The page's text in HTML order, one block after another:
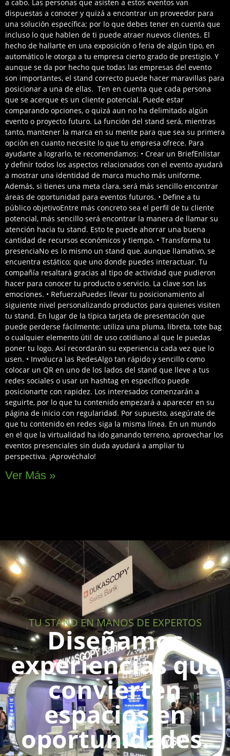
a cabo. Las personas que asisten a estos eventos van
dispuestas a conocer y quizá a encontrar un proveedor para
una solución específica; por lo que debes tener en cuenta que
incluso lo que hablen de ti puede atraer nuevos clientes. El
hecho de hallarte en una exposición o feria de algún tipo, en
automático le otorga a tu empresa cierto grado de prestigio. Y
aunque se da por hecho que todas las empresas del evento
son importantes, el stand correcto puede hacer maravillas para
posicionar a una de ellas. Ten en cuenta que cada persona
que se acerque es un cliente potencial. Puede estar
comparando opciones, o quizá aun no ha delimitado algún
evento o proyecto futuro. La función del stand será, mientras
tanto, mantener la marca en su mente para que sea su primera
opción en cuanto necesite lo que tu empresa ofrece. Para
ayudarte a lograrlo, te recomendamos: • Crear un BriefEnlistar
y definir todos los aspectos relacionados con el evento ayudará
a mostrar una identidad de marca mucho más uniforme.
Además, si tienes una meta clara, será más sencillo encontrar
áreas de oportunidad para eventos futuros. • Define a tu
público objetivoEntre más concreto sea el perfil de tu cliente
potencial, más sencillo será encontrar la manera de llamar su
atención hacia tu stand. Esto te puede ahorrar una buena
cantidad de recursos económicos y tiempo. • Transforma tu
presenciaNo es lo mismo un stand que, aunque llamativo, se
encuentra estático; que uno donde puedes interactuar. Tu
compañía resaltará gracias al tipo de actividad que pudieron
hacer para conocer tu producto o servicio. La clave son las
emociones. • RefuerzaPuedes llevar tu posicionamiento al
siguiente nivel personalizando productos para quienes visiten
tu stand. En lugar de la típica tarjeta de presentación que
puede perderse fácilmente; utiliza una pluma, libreta, tote bag
o cualquier elemento útil de uso cotidiano al que le puedas
poner tu logo. Así recordarán su experiencia cada vez que lo
usen. • Involucra las RedesAlgo tan rápido y sencillo como
colocar un QR en uno de los lados del stand que lleve a tus
redes sociales o usar un hashtag en específico puede
posicionarte con rapidez. Los interesados comenzarán a
seguirte, por lo que tu contenido empezará a aparecer en su
página de inicio con regularidad. Por supuesto, asegúrate de
que tu contenido en redes siga la misma línea. En un mundo
en el que la virtualidad ha ido ganando terreno, aprovechar los
eventos presenciales sin duda ayudará a ampliar tu
perspectiva. ¡Aprovéchalo!
Ver Más »
TU STAND EN MANOS DE EXPERTOS
Diseñamos
experiencias que
convierten
espacios en
oportunidades.